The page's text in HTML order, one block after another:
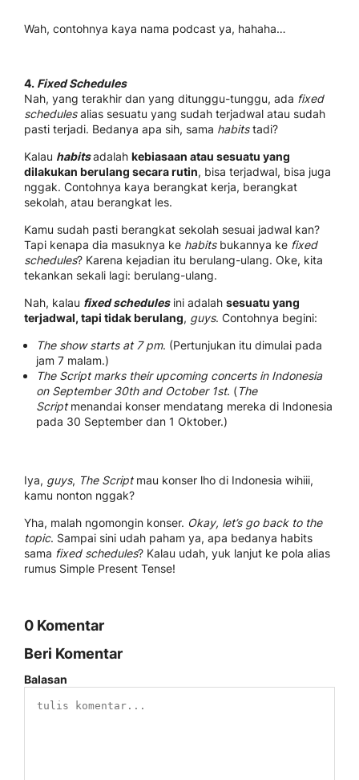
Wah, contohnya kaya nama podcast ya, hahaha…
4. Fixed Schedules
Nah, yang terakhir dan yang ditunggu-tunggu, ada fixed
schedulesalias sesuatu yang sudah terjadwal atau sudah
pasti terjadi. Bedanya apa sih, sama habitstadi?
Kalau habitsadalah kebiasaan atau sesuatu yang
dilakukan berulang secara rutin, bisa terjadwal, bisa juga
nggak. Contohnya kaya berangkat kerja, berangkat
sekolah, atau berangkat les.
Kamu sudah pasti berangkat sekolah sesuai jadwal kan?
Tapi kenapa dia masuknya ke habitsbukannya ke fixed
schedules? Karena kejadian itu berulang-ulang. Oke, kita
tekankan sekali lagi: berulang-ulang.
Nah, kalau fixed schedulesini adalah sesuatu yang
terjadwal, tapi tidak berulang, guys. Contohnya begini:
The show starts at 7 pm. (Pertunjukan itu dimulai pada
jam 7 malam.)
The Script marks their upcoming concerts in Indonesia
on September 30th and October 1st. (The
Scriptmenandai konser mendatang mereka di Indonesia
pada 30 September dan 1 Oktober.)
Iya, guys, The Scriptmau konser lho di Indonesia wihiii,
kamu nonton nggak?
Yha, malah ngomongin konser. Okay, let’s go back to the
topic. Sampai sini udah paham ya, apa bedanya habits
sama fixed schedules? Kalau udah, yuk lanjut ke pola alias
rumus Simple Present Tense!
0 Komentar
Beri Komentar
Balasan